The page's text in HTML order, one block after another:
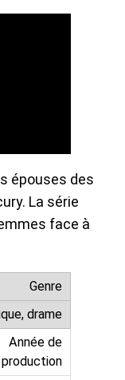
épouses des
La série
face à
Genre
drame
Année de
production